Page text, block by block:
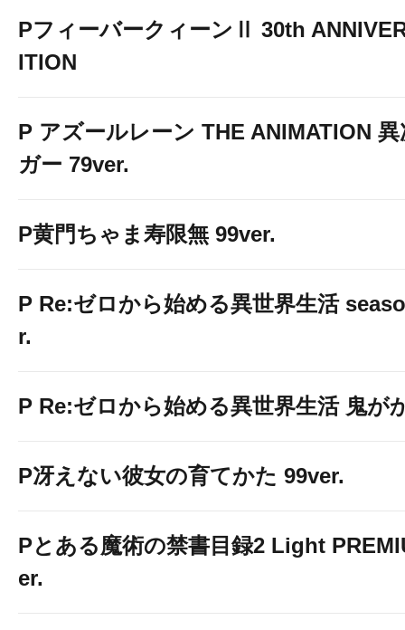
PフィーバークィーンⅡ 30th
ITION
P アズールレーン THE ANIMATION
ガー 79ver.
P黄門ちゃま寿限無 99ver.
P Re:ゼロから始める異世界生活
r.
P Re:ゼロから始める異世界生活 鬼が
P冴えない彼女の育てかた 99ver.
Pとある魔術の禁書目録2 Light
er.